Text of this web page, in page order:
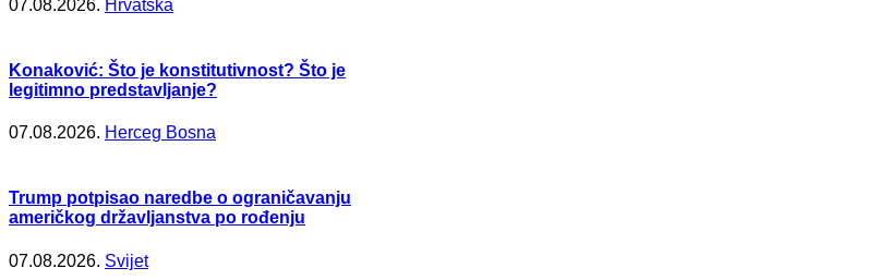
07.08.2026. Hrvatska
Konaković: Što je konstitutivnost? Što je
legitimno predstavljanje?
07.08.2026. Herceg Bosna
Trump potpisao naredbe o ograničavanju
američkog državljanstva po rođenju
07.08.2026. Svijet